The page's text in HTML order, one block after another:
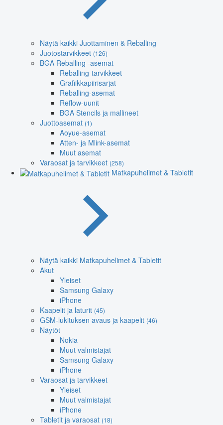
Näytä kaikki Juottaminen & Reballing
Juotostarvikkeet (126)
BGA Reballing -asemat
Reballing-tarvikkeet
Grafiikkapiirisarjat
Reballing-asemat
Reflow-uunit
BGA Stencils ja mallineet
Juottoasemat (1)
Aoyue-asemat
Atten- ja Mlink-asemat
Muut asemat
Varaosat ja tarvikkeet (258)
Matkapuhelimet & Tabletit
Näytä kaikki Matkapuhelimet & Tabletit
Akut
Yleiset
Samsung Galaxy
iPhone
Kaapelit ja laturit (45)
GSM-lukituksen avaus ja kaapelit (46)
Näytöt
Nokia
Muut valmistajat
Samsung Galaxy
iPhone
Varaosat ja tarvikkeet
Yleiset
Muut valmistajat
iPhone
Tabletit ja varaosat (18)